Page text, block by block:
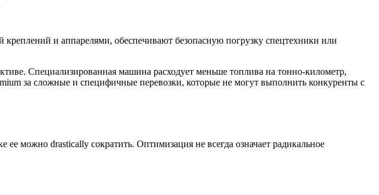
и аппарелями, обеспечивают безопасную погрузку спецтехники или
Специализированная машина расходует меньше топлива на тонно-километр,
за сложные и специфичные перевозки, которые не могут выполнить конкуренты с
можно drastically сократить. Оптимизация не всегда означает радикальное